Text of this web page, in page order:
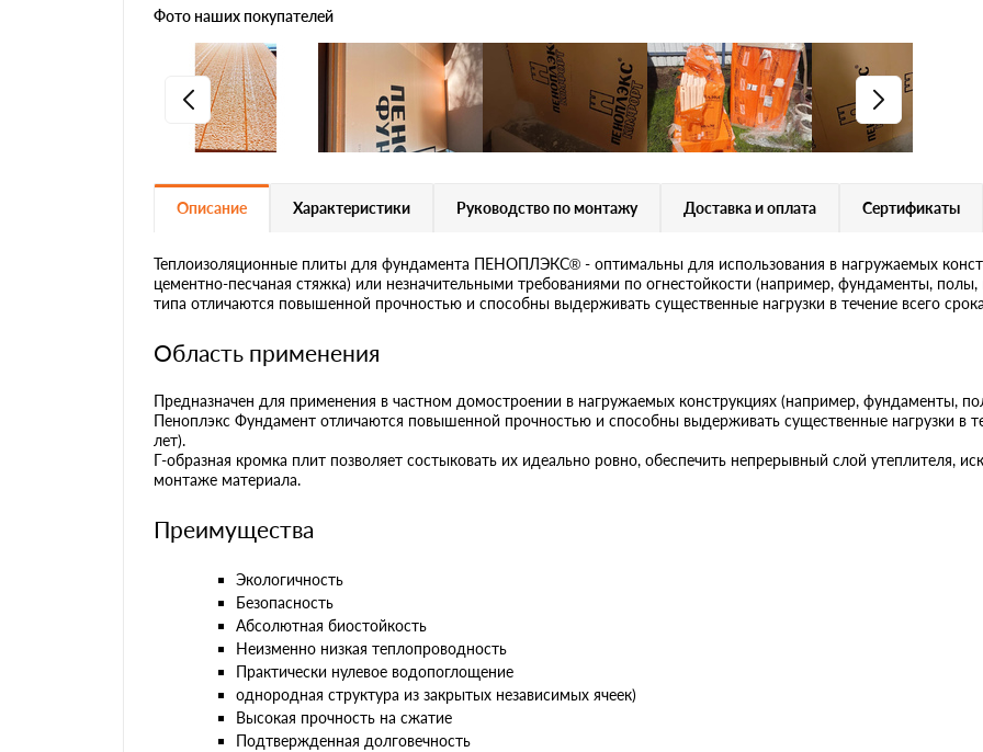
Фото наших покупателей
Описание Характеристики Руководство по монтажу Доставка и оплата Сертификаты
Теплоизоляционные плиты для фундамента ПЕНОПЛЭКС® - оптимальны для использования в нагружаемых
цементно-песчаная стяжка) или незначительными требованиями по огнестойкости (например, фундаменты,
типа отличаются повышенной прочностью и способны выдерживать существенные нагрузки в течение всего
Область применения
Предназначен для применения в частном домостроении в нагружаемых конструкциях (например, фундаменты,
Пеноплэкс Фундамент отличаются повышенной прочностью и способны выдерживать существенные нагрузки в
лет).
Г-образная кромка плит позволяет состыковать их идеально ровно, обеспечить непрерывный слой утеплителя,
монтаже материала.
Преимущества
Экологичность
Безопасность
Абсолютная биостойкость
Неизменно низкая теплопроводность
Практически нулевое водопоглощение
однородная структура из закрытых независимых ячеек)
Высокая прочность на сжатие
Подтвержденная долговечность